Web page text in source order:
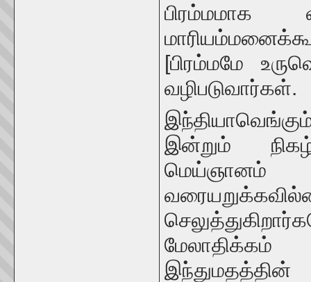
பிரம்மமாக
[பிரம்மமே
வழிபடுவார்கள்.
இன்றும்
மேலாதிக்கம்